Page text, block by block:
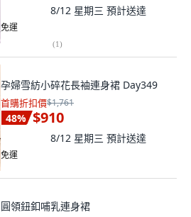
8/12 星期三 預計送達
免運
(1)
孕婦雪紡小碎花長袖連身裙 Day349
首購折扣價$1,761
48% $910
8/12 星期三 預計送達
免運
圓領鈕釦哺乳連身裙